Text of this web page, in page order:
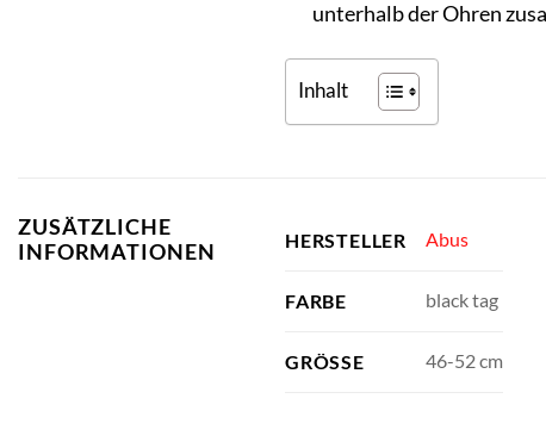
unterhalb der Ohren
Inhalt
ZUSÄTZLICHE
INFORMATIONEN
HERSTELLER Abus
FARBE black tag
GRÖSSE 46-52 cm